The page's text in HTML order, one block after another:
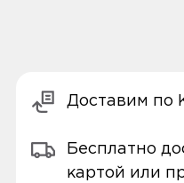
Доставим по
Бесплатно
картой или